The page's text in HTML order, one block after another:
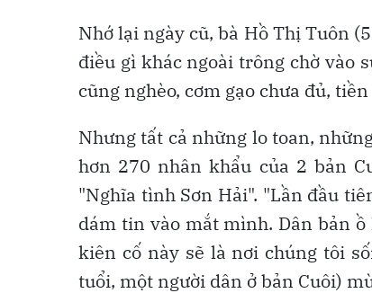
Nhớ lại ngày cũ, bà Hồ Thị Tuôn
điều gì khác ngoài trông chờ vào
cũng nghèo, cơm gạo chưa đủ,
Nhưng tất cả những lo toan,
hơn 270 nhân khẩu của 2 bản
"Nghĩa tình Sơn Hải". "Lần đầu
dám tin vào mắt mình. Dân bản
kiên cố này sẽ là nơi chúng tôi
tuổi, một người dân ở bản Cuôi)